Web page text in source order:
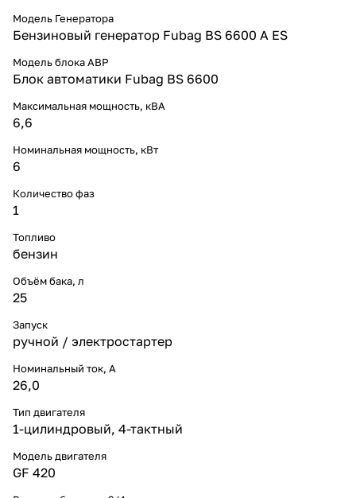
Модель Генератора
Бензиновый генератор Fubag BS 6600 A ES
Модель блока АВР
Блок автоматики Fubag BS 6600
Максимальная мощность, кВА
6,6
Номинальная мощность, кВт
6
Количество фаз
1
Топливо
бензин
Объём бака, л
25
Запуск
ручной / электростартер
Номинальный ток, A
26,0
Тип двигателя
1-цилиндровый, 4-тактный
Модель двигателя
GF 420